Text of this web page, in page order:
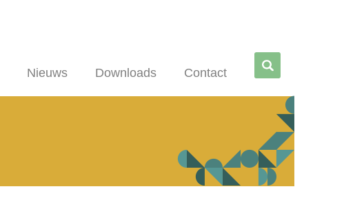
Nieuws Downloads Contact
Zoe
ken